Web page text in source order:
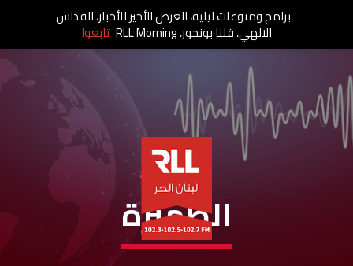
نشرات الأخبار
الظّهيرة
برامج ومنوعات ليلية، العرض الأخير للأخبار، القداس
الالهي، قلنا بونجور، RLL Morning تابعوا